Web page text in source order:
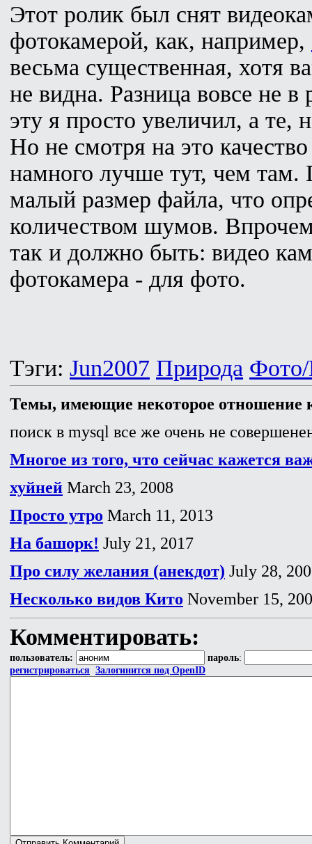
Этот ролик был снят
фотокамерой, как, например,
весьма существенная, хотя
не видна. Разница вовсе не в
эту я просто увеличил, а те,
Но не смотря на это
намного лучше тут, чем там.
малый размер файла, что
количеством шумов.
так и должно быть: видео
фотокамера - для фото.
Тэги: Jun2007 Природа
Темы, имеющие некоторое отношение
поиск в mysql все же очень не
Многое из того, что сейчас кажется
хуйней March 23, 2008
Просто утро March 11, 2013
На башорк! July 21, 2017
Про силу желания (анекдот) July 28,
Несколько видов Кито November 15,
Комментировать:
пользователь: пароль:
регистрироваться Залогинится под OpenID